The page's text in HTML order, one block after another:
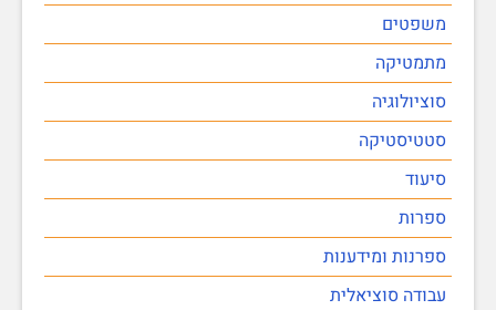
משפטים
מתמטיקה
סוציולוגיה
סטטיסטיקה
סיעוד
ספרות
ספרנות ומידענות
עבודה סוציאלית